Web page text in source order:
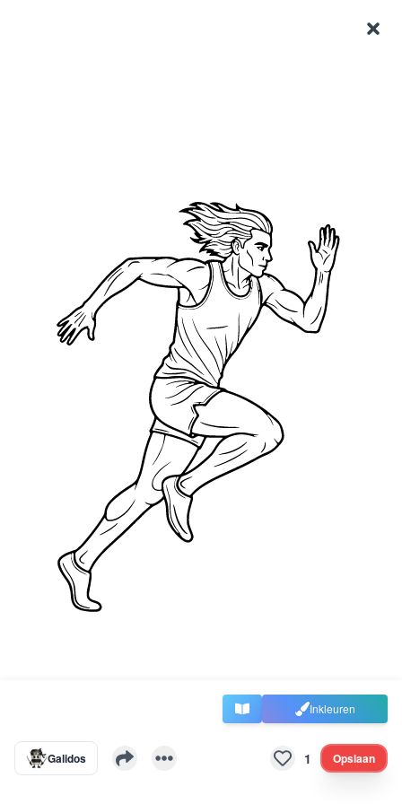
Inkleuren
Galidos 1 Opslaan